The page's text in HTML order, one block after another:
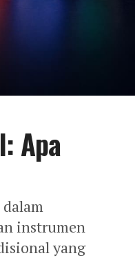
Apa
instrumen
yang